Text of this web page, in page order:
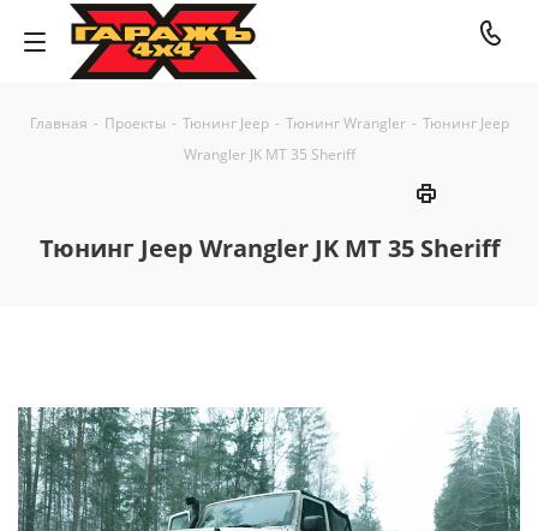
Главная - Проекты - Тюнинг Jeep - Тюнинг Wrangler - Тюнинг Jeep
Wrangler JK MT 35 Sheriff
Тюнинг Jeep Wrangler JK MT 35 Sheriff